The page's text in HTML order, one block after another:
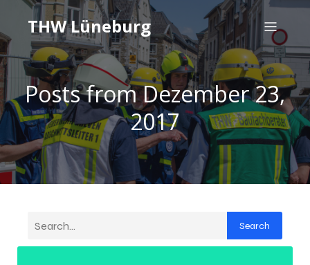
THW Lüneburg
Posts from Dezember 23,
2017
Search